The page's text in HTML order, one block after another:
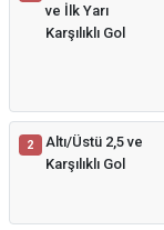
ve İlk Yarı
Karşılıklı Gol
2
Altı/Üstü 2,5 ve
Karşılıklı Gol